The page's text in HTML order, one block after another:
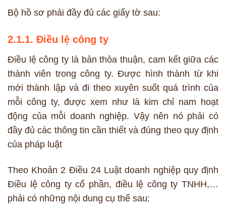
Bộ hồ sơ phải đầy đủ các giấy tờ sau:
2.1.1. Điều lệ công ty
Điều lệ công ty là bản thỏa thuận, cam kết giữa các
thành viên trong công ty. Được hình thành từ khi
mới thành lập và đi theo xuyên suốt quá trình của
mỗi công ty, được xem như là kim chỉ nam hoạt
động của mỗi doanh nghiệp. Vậy nên nó phải có
đầy đủ các thông tin cần thiết và đúng theo quy định
của pháp luật
Theo Khoản 2 Điều 24 Luật doanh nghiệp quy định
Điều lệ công ty cổ phần, điều lệ công ty TNHH,…
phải có những nội dung cụ thể sau: